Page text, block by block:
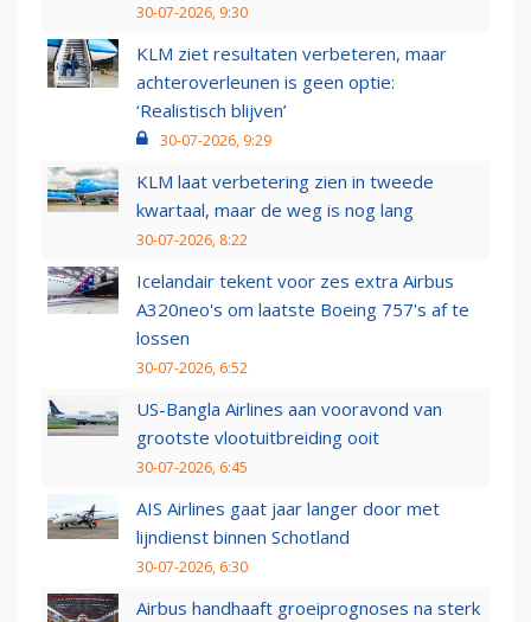
30-07-2026, 9:30
KLM ziet resultaten verbeteren, maar
achteroverleunen is geen optie:
‘Realistisch blijven’
30-07-2026, 9:29
KLM laat verbetering zien in tweede
kwartaal, maar de weg is nog lang
30-07-2026, 8:22
Icelandair tekent voor zes extra Airbus
A320neo's om laatste Boeing 757's af te
lossen
30-07-2026, 6:52
US-Bangla Airlines aan vooravond van
grootste vlootuitbreiding ooit
30-07-2026, 6:45
AIS Airlines gaat jaar langer door met
lijndienst binnen Schotland
30-07-2026, 6:30
Airbus handhaaft groeiprognoses na sterk